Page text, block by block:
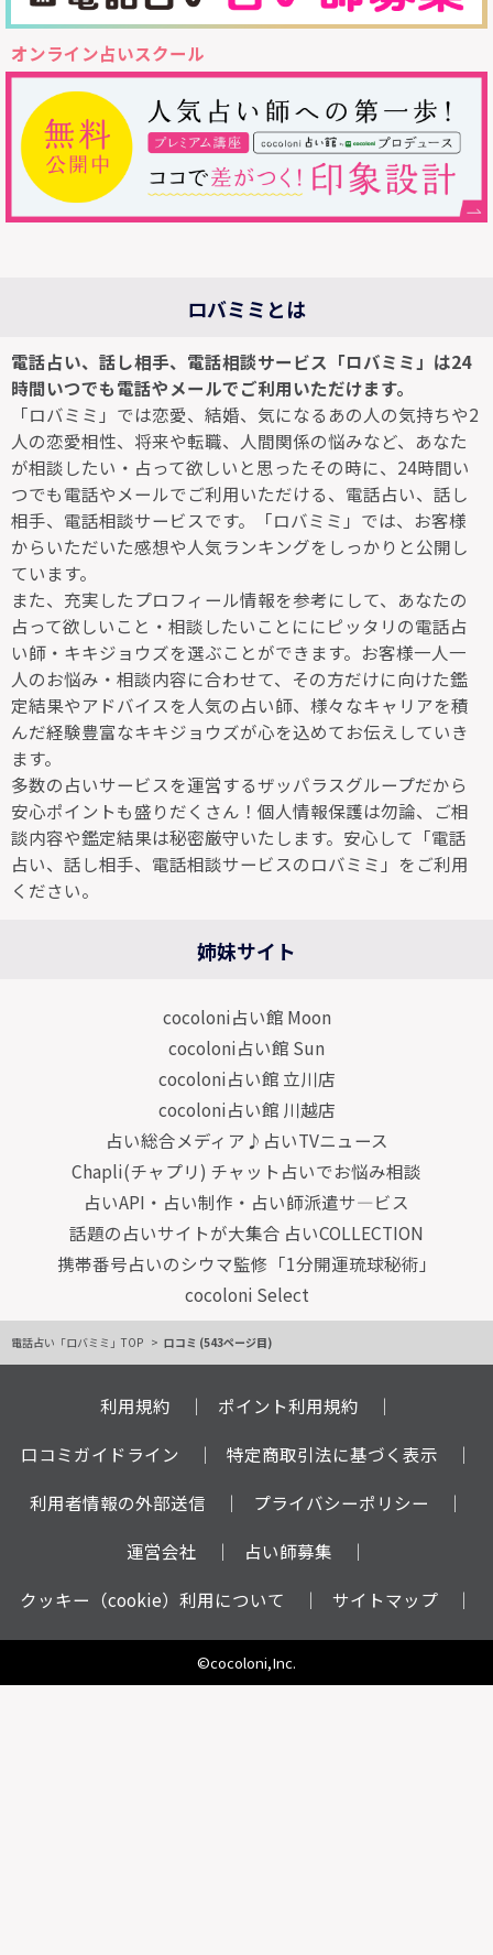
オンライン占いスクール
ロバミミとは
電話占い、話し相手、電話相談サービス「ロバミミ」は24
時間いつでも電話やメールでご利用いただけます。
「ロバミミ」では恋愛、結婚、気になるあの人の気持ちや2
人の恋愛相性、将来や転職、人間関係の悩みなど、あなた
が相談したい・占って欲しいと思ったその時に、24時間い
つでも電話やメールでご利用いただける、電話占い、話し
相手、電話相談サービスです。「ロバミミ」では、お客様
からいただいた感想や人気ランキングをしっかりと公開し
ています。
また、充実したプロフィール情報を参考にして、あなたの
占って欲しいこと・相談したいことににピッタリの電話占
い師・キキジョウズを選ぶことができます。お客様一人一
人のお悩み・相談内容に合わせて、その方だけに向けた鑑
定結果やアドバイスを人気の占い師、様々なキャリアを積
んだ経験豊富なキキジョウズが心を込めてお伝えしていき
ます。
多数の占いサービスを運営するザッパラスグループだから
安心ポイントも盛りだくさん！個人情報保護は勿論、ご相
談内容や鑑定結果は秘密厳守いたします。安心して「電話
占い、話し相手、電話相談サービスのロバミミ」をご利用
ください。
姉妹サイト
cocoloni占い館 Moon
cocoloni占い館 Sun
cocoloni占い館 立川店
cocoloni占い館 川越店
占い総合メディア♪占いTVニュース
Chapli(チャプリ) チャット占いでお悩み相談
占いAPI・占い制作・占い師派遣サ―ビス
話題の占いサイトが大集合 占いCOLLECTION
携帯番号占いのシウマ監修「1分開運琉球秘術」
cocoloni Select
電話占い「ロバミミ」TOP 口コミ (543ページ目)
利用規約
ポイント利用規約
口コミガイドライン
特定商取引法に基づく表示
利用者情報の外部送信
プライバシーポリシー
運営会社
占い師募集
クッキー（cookie）利用について
サイトマップ
©cocoloni,Inc.